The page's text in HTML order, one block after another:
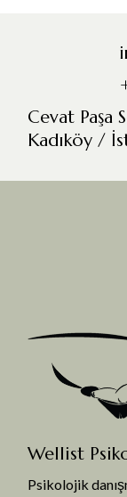
Cevat
Kadıköy /
Wellist
Psikolojik